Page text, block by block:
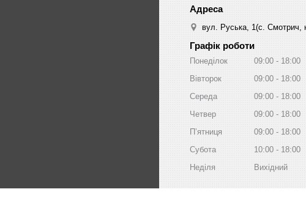
вул. Руська, 1(с. Смотрич,
Графік роботи
Понеділок 09:00
18:00
Вівторок
09:00
18:00
Середа
09:00
18:00
Четвер
09:00
18:00
Пʼятниця
09:00
18:00
Субота
10:00
18:00
Неділя
Вихідний